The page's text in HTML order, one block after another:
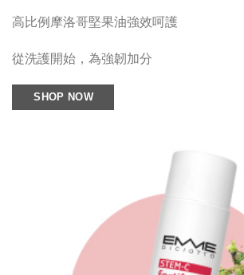
高比例摩洛哥堅果油強效呵護
從洗護開始，為強韌加分
SHOP NOW